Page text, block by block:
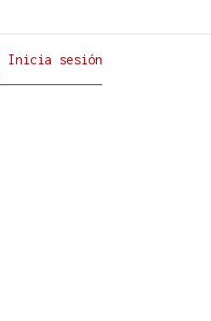
Inicia sesión